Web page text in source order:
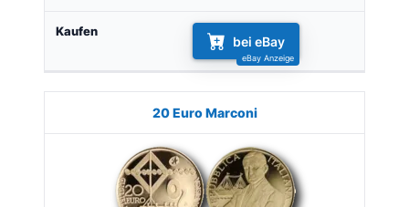
bei eBay
20 Euro Marconi